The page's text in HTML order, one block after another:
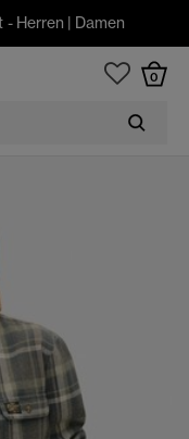
- Herren | Damen
0